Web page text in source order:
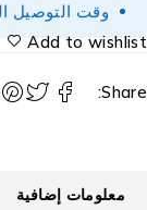
وقت التوصيل المتوقع 2-3
Add to
معلومات إضافية